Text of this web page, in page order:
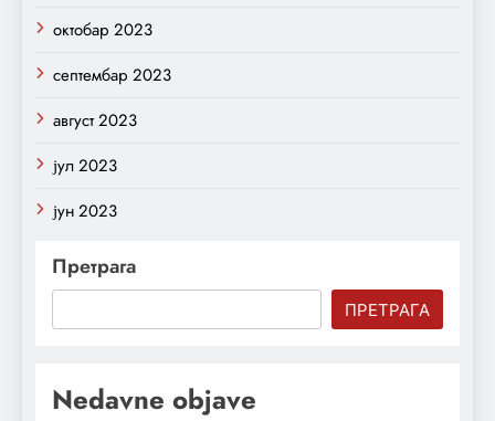
октобар 2023
септембар 2023
август 2023
јул 2023
јун 2023
Претрага
ПРЕТРАГА
Nedavne objave